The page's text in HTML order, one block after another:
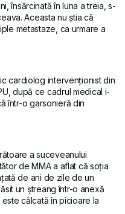
însărcinată în luna a treia, s-
Aceasta nu știa că
metastaze, ca urmare a
cardiolog intervenționist din
după ce cadrul medical i-
într-o garsonieră din
a suceveanului
de MMA a aflat că soția
de ani de zile de un
un ștreang într-o anexă
călcată în picioare la